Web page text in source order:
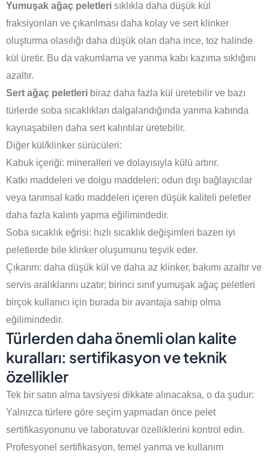
Yumuşak ağaç peletleri sıklıkla daha düşük kül
fraksiyonları ve çıkarılması daha kolay ve sert klinker
oluşturma olasılığı daha düşük olan daha ince, toz halinde
kül üretir. Bu da vakumlama ve yanma kabı kazıma sıklığını
azaltır.
Sert ağaç peletleri biraz daha fazla kül üretebilir ve bazı
türlerde soba sıcaklıkları dalgalandığında yanma kabında
kaynaşabilen daha sert kalıntılar üretebilir.
Diğer kül/klinker sürücüleri:
Kabuk içeriği: mineralleri ve dolayısıyla külü artırır.
Katkı maddeleri ve dolgu maddeleri: odun dışı bağlayıcılar
veya tarımsal katkı maddeleri içeren düşük kaliteli peletler
daha fazla kalıntı yapma eğilimindedir.
Soba sıcaklık eğrisi: hızlı sıcaklık değişimleri bazen iyi
peletlerde bile klinker oluşumunu teşvik eder.
Çıkarım: daha düşük kül ve daha az klinker, bakımı azaltır ve
servis aralıklarını uzatır; birinci sınıf yumuşak ağaç peletleri
birçok kullanıcı için burada bir avantaja sahip olma
eğilimindedir.
Türlerden daha önemli olan kalite
kuralları: sertifikasyon ve teknik
özellikler
Tek bir satın alma tavsiyesi dikkate alınacaksa, o da şudur:
Yalnızca türlere göre seçim yapmadan önce pelet
sertifikasyonunu ve laboratuvar özelliklerini kontrol edin.
Profesyonel sertifikasyon, temel yanma ve kullanım